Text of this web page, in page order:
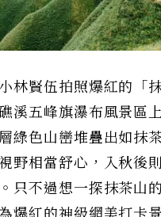
林賢伍拍照爆紅的「
溪五峰旗瀑布風景區
綠色山巒堆疊出如抹
野相當舒心，入秋後
只不過想一探抹茶山
爆紅的神級網美打卡